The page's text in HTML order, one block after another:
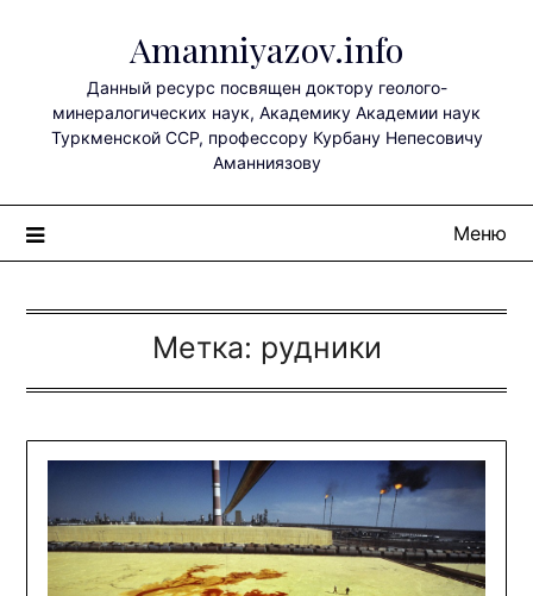
содержимому
Amanniyazov.info
Данный ресурс посвящен доктору геолого-
минералогических наук, Академику Академии наук
Туркменской ССР, профессору Курбану Непесовичу
Аманниязову
Меню
Метка: рудники